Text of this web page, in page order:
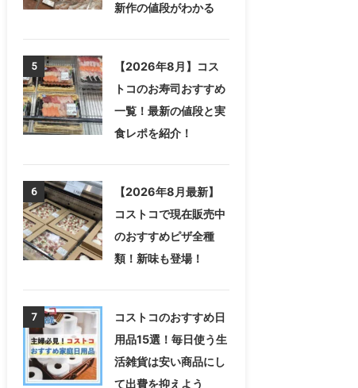
新作の値段がわかる
5
【2026年8月】コス
トコのお寿司おすすめ
一覧！最新の値段と実
食レポを紹介！
6
【2026年8月最新】
コストコで現在販売中
のおすすめピザ全種
類！新味も登場！
7
コストコのおすすめ日
用品15選！毎日使う生
活雑貨は安い商品にし
て出費を抑えよう